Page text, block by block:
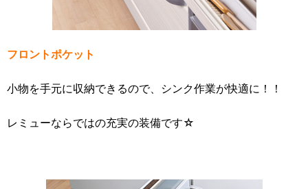
フロントポケット
小物を手元に収納できるので、シンク作業が快適に！！
レミューならではの充実の装備です☆